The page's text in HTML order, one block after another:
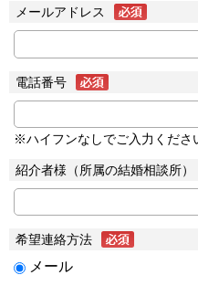
メールアドレス
電話番号
※ハイフンなしでご入力くださ
紹介者様（所属の結婚相談所）
希望連絡方法
メール